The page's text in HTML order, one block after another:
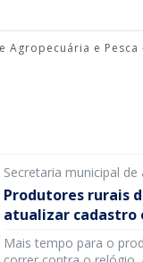
e Pesca –
Secretaria municipal
Produtores rurais
atualizar cadastro
Mais tempo para o